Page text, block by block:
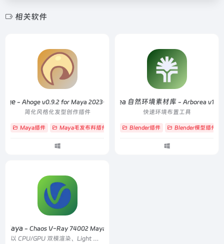
相关软件
- Ahoge v0.9.2 for Maya 2023-2026
简化风格化发型创作插件
Maya插件 Maya毛发布料插件 # Ahoge # hair # 毛发
Arborea 自然环境素材库 - Arborea v1.03
快速环境布置工具
Blender插件 Blender模型插件
Maya- Chaos V-Ray 74002 Maya2024-2027
以 CPU/GPU 双模渲染、Light Mix 实时调光和 ACEScg 色彩管理，服务全球顶尖影视动画制作管线